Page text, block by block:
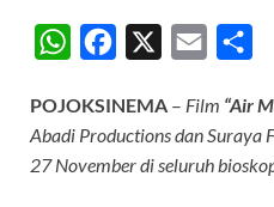
W
a
t
c
e
a
i
a
r
POJOKSINEMA – Film “Air
Abadi Productions dan Suraya
27 November di seluruh